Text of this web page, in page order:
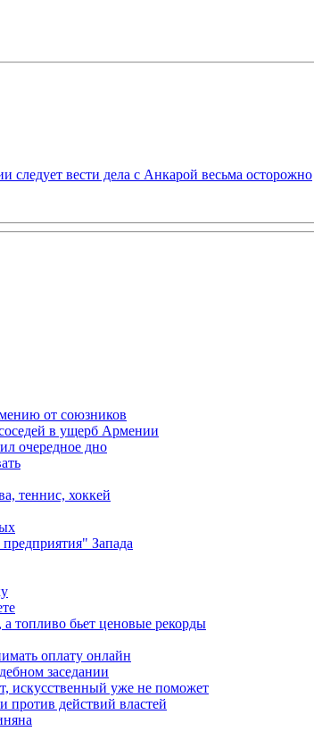
вести дела с Анкарой весьма осторожно
от союзников
в ущерб Армении
очередное дно
теннис, хоккей
Запада
топливо бьет ценовые рекорды
оплату онлайн
заседании
искусственный уже не поможет
действий властей